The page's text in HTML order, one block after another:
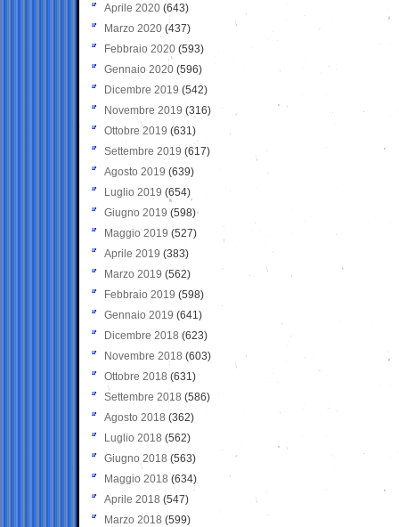
Aprile 2020 (643)
Marzo 2020 (437)
Febbraio 2020 (593)
Gennaio 2020 (596)
Dicembre 2019 (542)
Novembre 2019 (316)
Ottobre 2019 (631)
Settembre 2019 (617)
Agosto 2019 (639)
Luglio 2019 (654)
Giugno 2019 (598)
Maggio 2019 (527)
Aprile 2019 (383)
Marzo 2019 (562)
Febbraio 2019 (598)
Gennaio 2019 (641)
Dicembre 2018 (623)
Novembre 2018 (603)
Ottobre 2018 (631)
Settembre 2018 (586)
Agosto 2018 (362)
Luglio 2018 (562)
Giugno 2018 (563)
Maggio 2018 (634)
Aprile 2018 (547)
Marzo 2018 (599)